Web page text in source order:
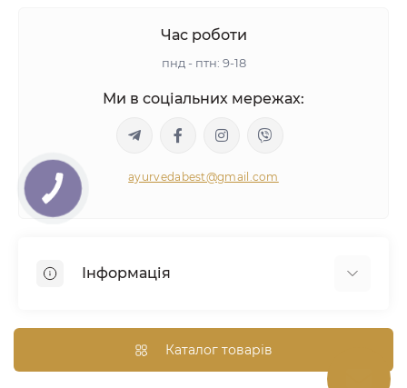
Час роботи
пнд - птн: 9-18
Ми в соціальних мережах:
ayurvedabest@gmail.com
Інформація
Аюрведична консультація
Оптом/Знижки
Каталог товарів